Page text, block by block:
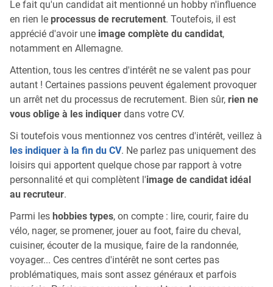
Le fait qu'un candidat ait mentionné un hobby n'influence
en rien le processus de recrutement. Toutefois, il est
apprécié d'avoir une image complète du candidat,
notamment en Allemagne.
Attention, tous les centres d'intérêt ne se valent pas pour
autant ! Certaines passions peuvent également provoquer
un arrêt net du processus de recrutement. Bien sûr, rien ne
vous oblige à les indiquer dans votre CV.
Si toutefois vous mentionnez vos centres d'intérêt, veillez à
les indiquer à la fin du CV. Ne parlez pas uniquement des
loisirs qui apportent quelque chose par rapport à votre
personnalité et qui complètent l'image de candidat idéal
au recruteur.
Parmi les hobbies types, on compte : lire, courir, faire du
vélo, nager, se promener, jouer au foot, faire du cheval,
cuisiner, écouter de la musique, faire de la randonnée,
voyager... Ces centres d'intérêt ne sont certes pas
problématiques, mais sont assez généraux et parfois